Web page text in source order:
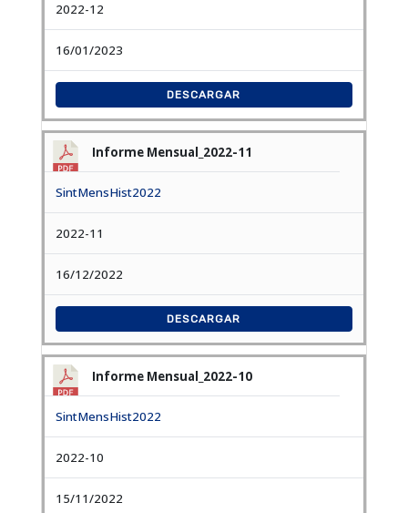
2022-12
16/01/2023
DESCARGAR
Informe Mensual_2022-11
SintMensHist2022
2022-11
16/12/2022
DESCARGAR
Informe Mensual_2022-10
SintMensHist2022
2022-10
15/11/2022